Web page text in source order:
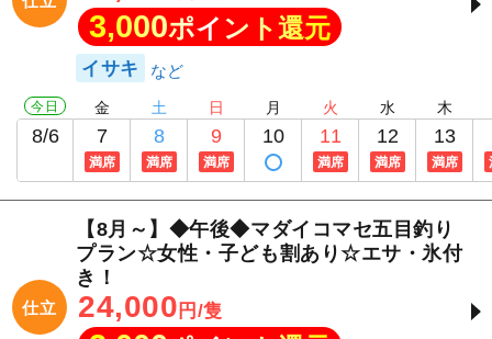
3,000ポイント還元
イサキ
今日
8/6
金
7
満席
土
8
満席
日
9
満席
月
10
火
11
満席
水
12
満席
木
13
満席
仕立
【8月～】◆午後◆マダイコマセ五目釣り
プラン☆女性・子ども割あり☆エサ・氷付
き！
24,000 円/隻